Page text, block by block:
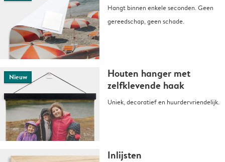
Hangt binnen enkele seconden. Geen
gereedschap, geen schade.
Nieuw
Houten hanger met
zelfklevende haak
Uniek, decoratief en huurdervriendelijk.
Inlijsten